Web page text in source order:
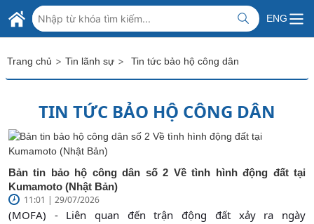
Skip to Main Content
BỘ NGOẠI GIAO VIỆT NAM
MINISTRY OF FOREIGN AFFAIRS
ENG
Trang chủ > Tin lãnh sự > Tin tức bảo hộ công dân
TIN TỨC BẢO HỘ CÔNG DÂN
Bản tin bảo hộ công dân số 2 Về tình hình động đất tại
Kumamoto (Nhật Bản)
11:01 | 29/07/2026
(MOFA) - Liên quan đến trận động đất xảy ra ngày